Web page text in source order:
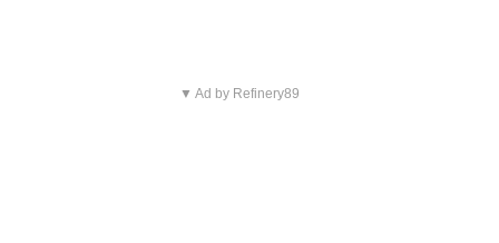
▼ Ad by Refinery89